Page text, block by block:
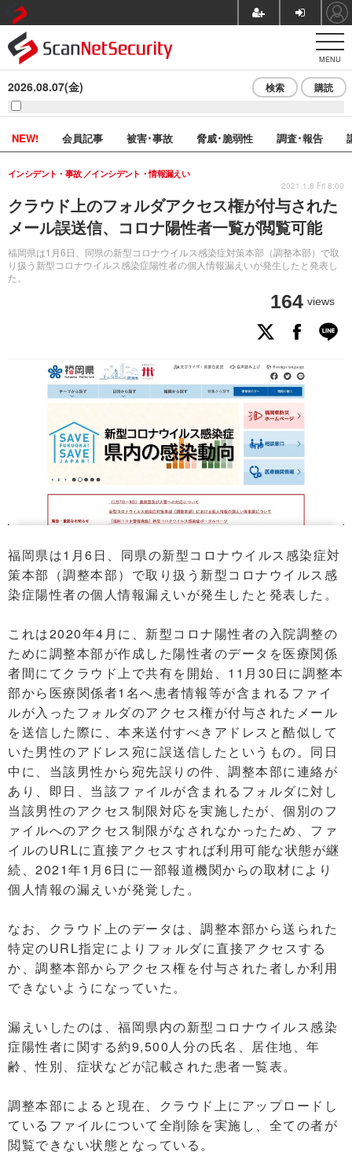
MENU
2026.08.07(金) 検索 購読
NEW! 会員記事 被害･事故 脅威･脆弱性 調査･報告
クラウド上のフォルダアクセス権が付与された
メール誤送信、コロナ陽性者一覧が閲覧可能
福岡県は1月6日、同県の新型コロナウイルス感染症対策本部（調整本部）で取
り扱う新型コロナウイルス感染症陽性者の個人情報漏えいが発生したと発表し
た。
インシデント・事故 インシデント・情報漏えい
164 views
2021.1.8 Fri 8:00
福岡県は1月6日、同県の新型コロナウイルス感染症対
策本部（調整本部）で取り扱う新型コロナウイルス感
染症陽性者の個人情報漏えいが発生したと発表した。
これは2020年4月に、新型コロナ陽性者の入院調整の
ために調整本部が作成した陽性者のデータを医療関係
者間にてクラウド上で共有を開始、11月30日に調整本
部から医療関係者1名へ患者情報等が含まれるファイ
ルが入ったフォルダのアクセス権が付与されたメール
を送信した際に、本来送付すべきアドレスと酷似して
いた男性のアドレス宛に誤送信したというもの。同日
中に、当該男性から宛先誤りの件、調整本部に連絡が
あり、即日、当該ファイルが含まれるフォルダに対し
当該男性のアクセス制限対応を実施したが、個別のフ
ァイルへのアクセス制限がなされなかったため、ファ
イルのURLに直接アクセスすれば利用可能な状態が継
続、2021年1月6日に一部報道機関からの取材により
個人情報の漏えいが発覚した。
なお、クラウド上のデータは、調整本部から送られた
特定のURL指定によりフォルダに直接アクセスする
か、調整本部からアクセス権を付与された者しか利用
できないようになっていた。
漏えいしたのは、福岡県内の新型コロナウイルス感染
症陽性者に関する約9,500人分の氏名、居住地、年
齢、性別、症状などが記載された患者一覧表。
調整本部によると現在、クラウド上にアップロードし
ているファイルについて全削除を実施し、全ての者が
閲覧できない状態となっている。